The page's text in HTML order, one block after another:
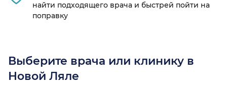
найти подходящего врача и быстрей пойти на
поправку
Выберите врача или клинику в
Новой Ляле